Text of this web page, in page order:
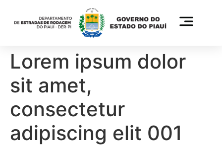
Lorem ipsum dolor
sit amet,
consectetur
adipiscing elit 001